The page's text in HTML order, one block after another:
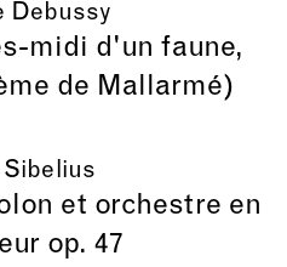
Debussy
midi d'un faune,
de Mallarmé)
et orchestre en
op. 47